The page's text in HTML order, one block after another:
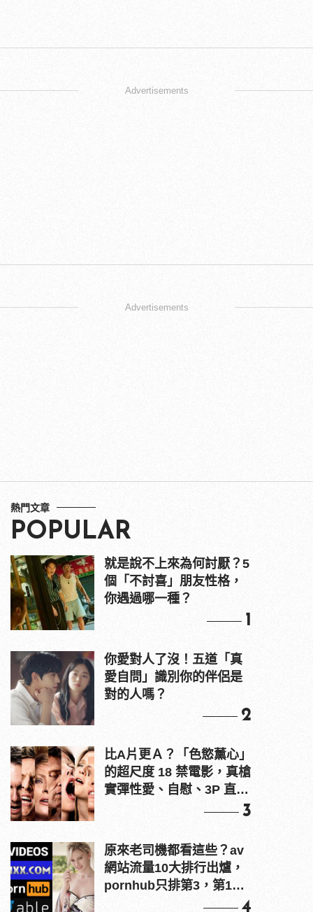
Advertisements
Advertisements
熱門文章
POPULAR
就是說不上來為何討厭？5
個「不討喜」朋友性格，
你遇過哪一種？
1
你愛對人了沒！五道「真
愛自問」識別你的伴侶是
對的人嗎？
2
比A片更Ａ？「色慾薰心」
的超尺度 18 禁電影，真槍
實彈性愛、自慰、3P 直接
3
原來老司機都看這些？av
網站流量10大排行出爐，
pornhub只排第3，第1名
4